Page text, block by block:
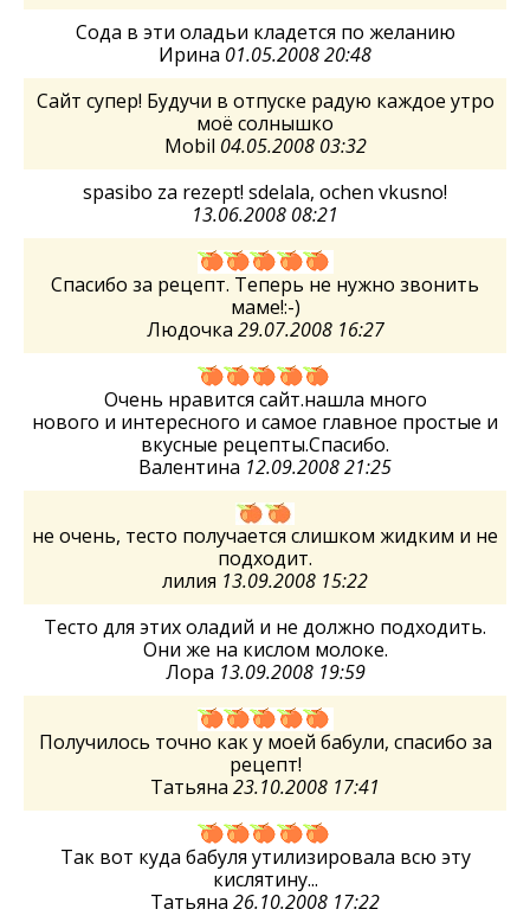
Сода в эти оладьи кладется по желанию
Ирина 01.05.2008 20:48
Сайт супер! Будучи в отпуске радую каждое утро
моё солнышко
Mobil 04.05.2008 03:32
spasibo za rezept! sdelala, ochen vkusno!
13.06.2008 08:21
Спасибо за рецепт. Теперь не нужно звонить
маме!:-)
Людочка 29.07.2008 16:27
Очень нравится сайт.нашла много
нового и интересного и самое главное простые и
вкусные рецепты.Спасибо.
Валентина 12.09.2008 21:25
не очень, тесто получается слишком жидким и не
подходит.
лилия 13.09.2008 15:22
Тесто для этих оладий и не должно подходить.
Они же на кислом молоке.
Лора 13.09.2008 19:59
Получилось точно как у моей бабули, спасибо за
рецепт!
Татьяна 23.10.2008 17:41
Так вот куда бабуля утилизировала всю эту
кислятину...
Татьяна 26.10.2008 17:22